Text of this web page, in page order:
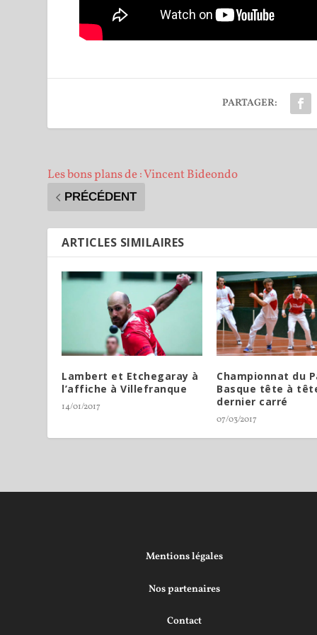
PARTAGER:
Les bons plans de : Vincent Bideondo
PRÉCÉDENT
ARTICLES SIMILAIRES
Lambert et Etchegaray à
l’affiche à Villefranque
14/01/2017
Championnat du
Basque tête à
dernier carré
07/03/2017
Mentions légales
Nos partenaires
Contact